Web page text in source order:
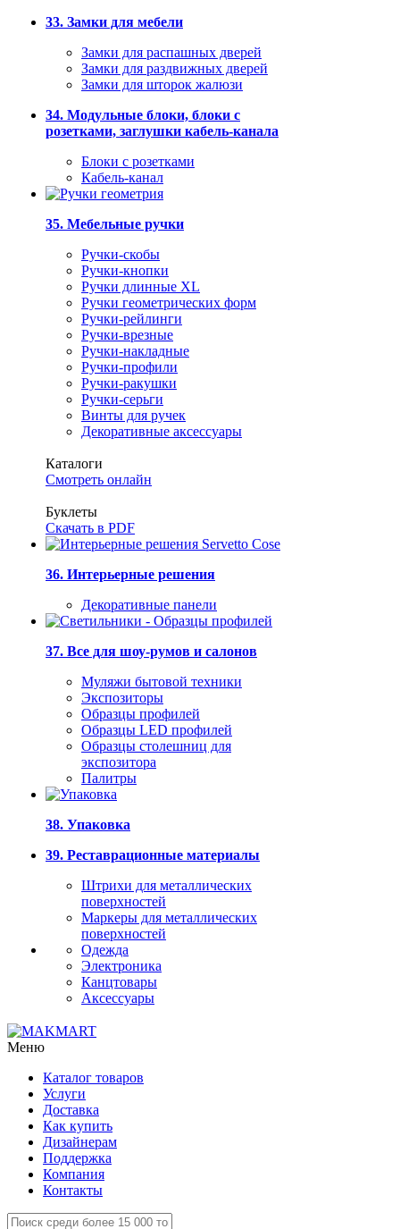
33. Замки для мебели
Замки для распашных дверей
Замки для раздвижных дверей
Замки для шторок жалюзи
34. Модульные блоки, блоки с
розетками, заглушки кабель-канала
Блоки с розетками
Кабель-канал
35. Мебельные ручки
Ручки-скобы
Ручки-кнопки
Ручки длинные XL
Ручки геометрических форм
Ручки-рейлинги
Ручки-врезные
Ручки-накладные
Ручки-профили
Ручки-ракушки
Ручки-серьги
Винты для ручек
Декоративные аксессуары
Каталоги
Смотреть онлайн
Буклеты
Скачать в PDF
36. Интерьерные решения
Декоративные панели
37. Все для шоу-румов и салонов
Муляжи бытовой техники
Экспозиторы
Образцы профилей
Образцы LED профилей
Образцы столешниц для
экспозитора
Палитры
38. Упаковка
39. Реставрационные материалы
Штрихи для металлических
поверхностей
Маркеры для металлических
поверхностей
Одежда
Электроника
Канцтовары
Аксессуары
Меню
Каталог товаров
Услуги
Доставка
Как купить
Дизайнерам
Поддержка
Компания
Контакты